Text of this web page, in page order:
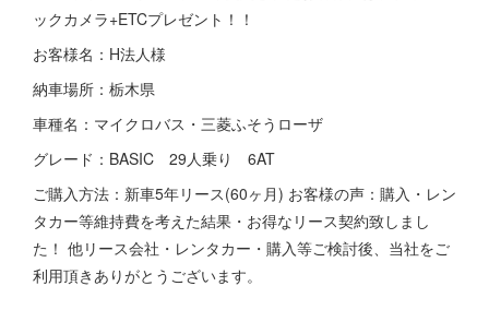
ックカメラ+ETCプレゼント！！
お客様名：H法人様
納車場所：栃木県
車種名：マイクロバス・三菱ふそうローザ
グレード：BASIC 29人乗り 6AT
ご購入方法：新車5年リース(60ヶ月) お客様の声：購入・レン
タカー等維持費を考えた結果・お得なリース契約致しまし
た！ 他リース会社・レンタカー・購入等ご検討後、当社をご
利用頂きありがとうございます。